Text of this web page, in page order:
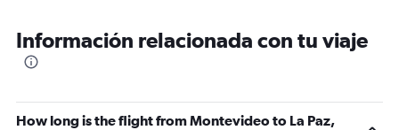
Información relacionada con tu viaje
How long is the flight from Montevideo to La Paz,